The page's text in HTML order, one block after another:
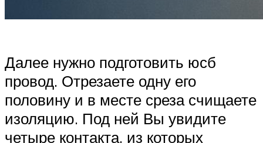
Далее нужно подготовить юсб
провод. Отрезаете одну его
половину и в месте среза счищаете
изоляцию. Под ней Вы увидите
четыре контакта, из которых